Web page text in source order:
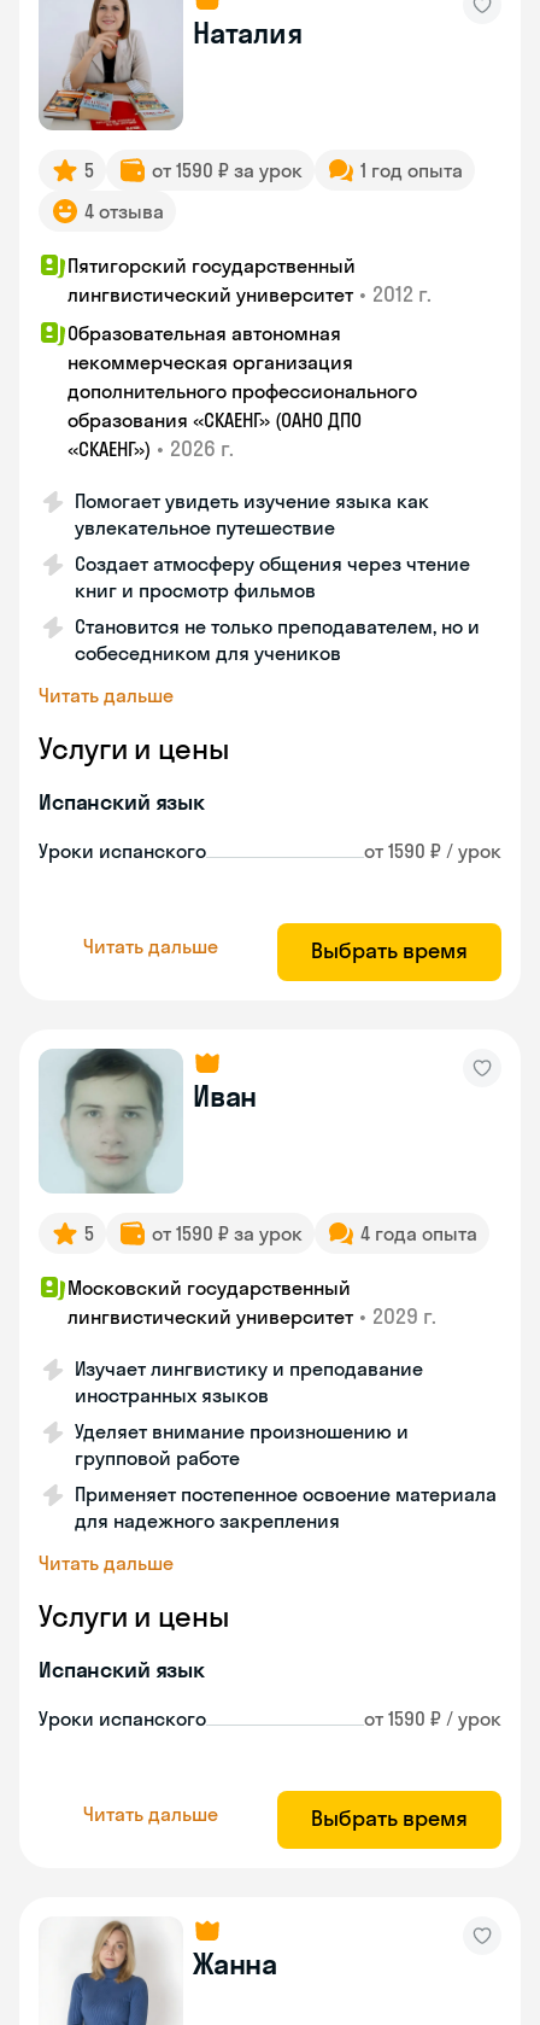
Наталия
5 от 1590 ₽ за урок
1 год опыта
4 отзыва
Пятигорский государственный
лингвистический университет • 2012 г.
Образовательная автономная
некоммерческая организация
дополнительного профессионального
образования «СКАЕНГ» (ОАНО ДПО
«СКАЕНГ») • 2026 г.
Помогает увидеть изучение языка как
увлекательное путешествие
Создает атмосферу общения через чтение
книг и просмотр фильмов
Становится не только преподавателем, но и
собеседником для учеников
Читать дальше
Услуги и цены
Испанский язык
Уроки испанского от 1590 ₽ / урок
Читать дальше Выбрать время
Иван
5 от 1590 ₽ за урок 4 года опыта
Московский государственный
лингвистический университет • 2029 г.
Изучает лингвистику и преподавание
иностранных языков
Уделяет внимание произношению и
групповой работе
Применяет постепенное освоение материала
для надежного закрепления
Читать дальше
Услуги и цены
Испанский язык
Уроки испанского от 1590 ₽ / урок
Читать дальше Выбрать время
Жанна